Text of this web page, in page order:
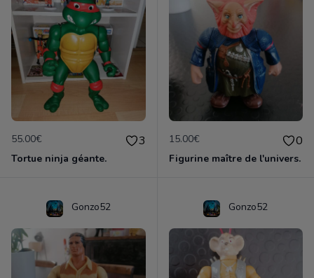
55.00€ 3
Tortue ninja géante.
15.00€ 0
Figurine maître de l'univers.
Gonzo52 Gonzo52